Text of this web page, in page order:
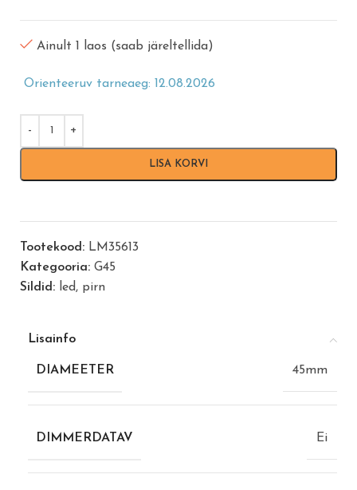
Ainult 1 laos (saab järeltellida)
Orienteeruv tarneaeg: 12.08.2026
LISA KORVI
Tootekood: LM35613
Kategooria: G45
Sildid: led, pirn
Lisainfo
DIAMEETER 45mm
DIMMERDATAV Ei